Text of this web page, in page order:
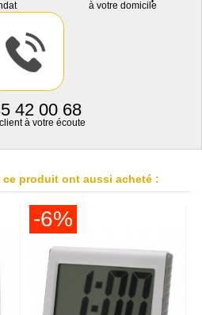
à votre domicile
42 00 68
à votre écoute
produit ont aussi acheté :
-6%